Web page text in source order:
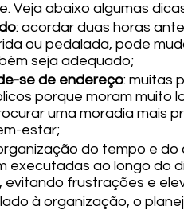
Veja abaixo algumas
: acordar duas horas
ou pedalada, pode
seja adequado;
se de endereço: muitas
porque moram muito
uma moradia mais
estar;
do tempo e do
executadas ao longo do
evitando frustrações e
à organização, o